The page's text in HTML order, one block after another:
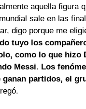
aquella figura
sale en las
digo porque me
tuyo los
como lo que hizo
Messi. Los
partidos, el